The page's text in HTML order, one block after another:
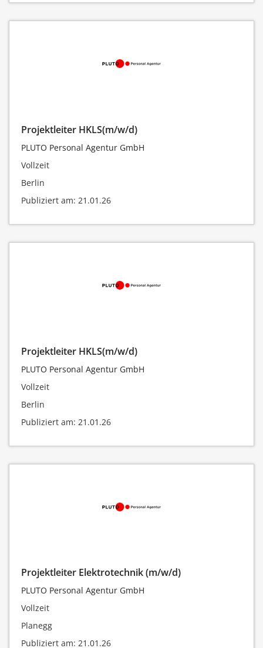
Projektleiter HKLS(m/w/d)
PLUTO Personal Agentur GmbH
Vollzeit
Berlin
Publiziert am: 21.01.26
Projektleiter HKLS(m/w/d)
PLUTO Personal Agentur GmbH
Vollzeit
Berlin
Publiziert am: 21.01.26
Projektleiter Elektrotechnik (m/w/d)
PLUTO Personal Agentur GmbH
Vollzeit
Planegg
Publiziert am: 21.01.26